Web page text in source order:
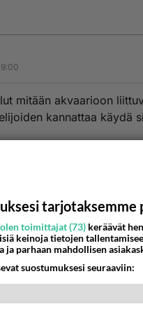
mitään akvaarioon
kannattaa käydä
akvaarioseuran sivu.
tarjotaksemme
toimittajat (73) keräävät
keinoja tietojen
parhaan mahdollisen
suostumuksesi seuraaviin: